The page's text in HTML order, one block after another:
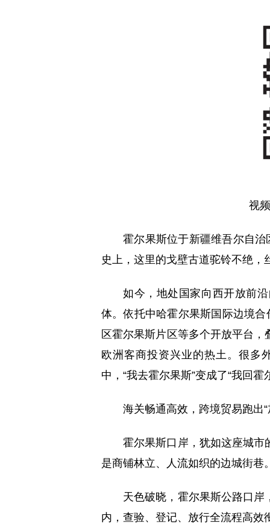
视
霍尔果斯位于新疆维吾尔自治
史上，这里的戈壁古道驼铃不绝
如今，地处国家向西开放前
体。依托中哈霍尔果斯国际边境
区霍尔果斯片区等多个开放平台
欧洲客商投资兴业的热土。很多
中，“我去霍尔果斯”变成了“我回霍
海关畅通高效，跨境贸易跑出“
霍尔果斯口岸，犹如这座城
是商铺林立、人流如织的边城街巷
天色破晓，霍尔果斯公路口
内，查验、登记、放行全流程高效